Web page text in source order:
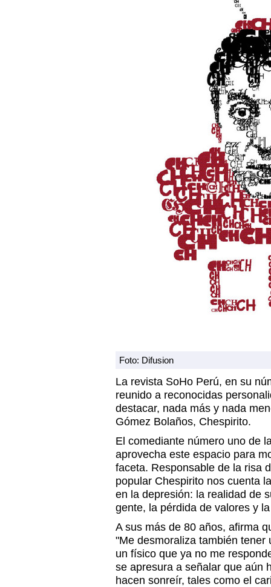
Foto: Difusion
La revista SoHo Perú, en su
reunido a reconocidas
destacar, nada más y nada
Gómez Bolaños, Chespirito.
El comediante número uno de
aprovecha este espacio para
faceta. Responsable de la risa
popular Chespirito nos cuenta
en la depresión: la realidad de
gente, la pérdida de valores y
A sus más de 80 años, afirma
"Me desmoraliza también
un físico que ya no me
se apresura a señalar que aún
hacen sonreír, tales como el